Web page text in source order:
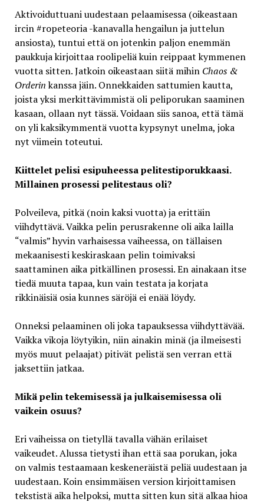
Aktivoiduttuani uudestaan pelaamisessa (oikeastaan
ircin #ropeteoria -kanavalla hengailun ja juttelun
ansiosta), tuntui että on jotenkin paljon enemmän
paukkuja kirjoittaa roolipeliä kuin reippaat kymmenen
vuotta sitten. Jatkoin oikeastaan siitä mihin Chaos &
Orderinkanssa jäin. Onnekkaiden sattumien kautta,
joista yksi merkittävimmistä oli peliporukan saaminen
kasaan, ollaan nyt tässä. Voidaan siis sanoa, että tämä
on yli kaksikymmentä vuotta kypsynyt unelma, joka
nyt viimein toteutui.
Kiittelet pelisi esipuheessa pelitestiporukkaasi.
Millainen prosessi pelitestaus oli?
Polveileva, pitkä (noin kaksi vuotta) ja erittäin
viihdyttävä. Vaikka pelin perusrakenne oli aika lailla
“valmis” hyvin varhaisessa vaiheessa, on tällaisen
mekaanisesti keskiraskaan pelin toimivaksi
saattaminen aika pitkällinen prosessi. En ainakaan itse
tiedä muuta tapaa, kun vain testata ja korjata
rikkinäisiä osia kunnes säröjä ei enää löydy.
Onneksi pelaaminen oli joka tapauksessa viihdyttävää.
Vaikka vikoja löytyikin, niin ainakin minä (ja ilmeisesti
myös muut pelaajat) pitivät pelistä sen verran että
jaksettiin jatkaa.
Mikä pelin tekemisessä ja julkaisemisessa oli
vaikein osuus?
Eri vaiheissa on tietyllä tavalla vähän erilaiset
vaikeudet. Alussa tietysti ihan että saa porukan, joka
on valmis testaamaan keskeneräistä peliä uudestaan ja
uudestaan. Koin ensimmäisen version kirjoittamisen
tekstistä aika helpoksi, mutta sitten kun sitä alkaa hioa